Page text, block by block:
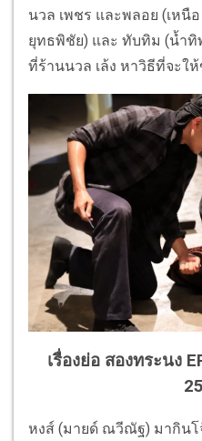
นวล เพชร และพลอย (เหนื
ยุทธพิชัย) และ ทับทิม (น้ำทิ
ที่ร้านนวล เล้ง หาวิธีที่จะใ
เรื่องย่อ สองทระนง
หงส์ (มายด์ ณวีณัฐ) มากินโ